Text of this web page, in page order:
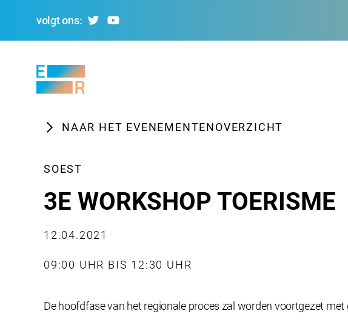
volgt ons:
NAAR HET EVENEMENTENOVERZICHT
SOEST
3E WORKSHOP TOERISME
12.04.2021
09:00 UHR BIS 12:30 UHR
De hoofdfase van het regionale proces zal worden voortgezet